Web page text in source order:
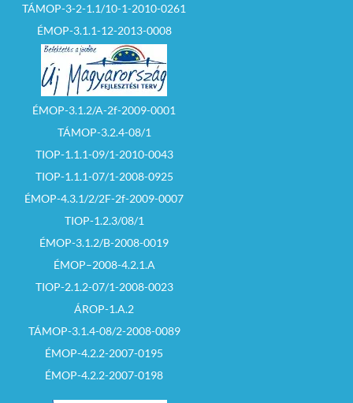
TÁMOP-3-2-1.1/10-1-2010-0261
ÉMOP-3.1.1-12-2013-0008
ÉMOP-3.1.2/A-2f-2009-0001
TÁMOP-3.2.4-08/1
TIOP-1.1.1-09/1-2010-0043
TIOP-1.1.1-07/1-2008-0925
ÉMOP-4.3.1/2/2F-2f-2009-0007
TIOP-1.2.3/08/1
ÉMOP-3.1.2/B-2008-0019
ÉMOP–2008-4.2.1.A
TIOP-2.1.2-07/1-2008-0023
ÁROP-1.A.2
TÁMOP-3.1.4-08/2-2008-0089
ÉMOP-4.2.2-2007-0195
ÉMOP-4.2.2-2007-0198